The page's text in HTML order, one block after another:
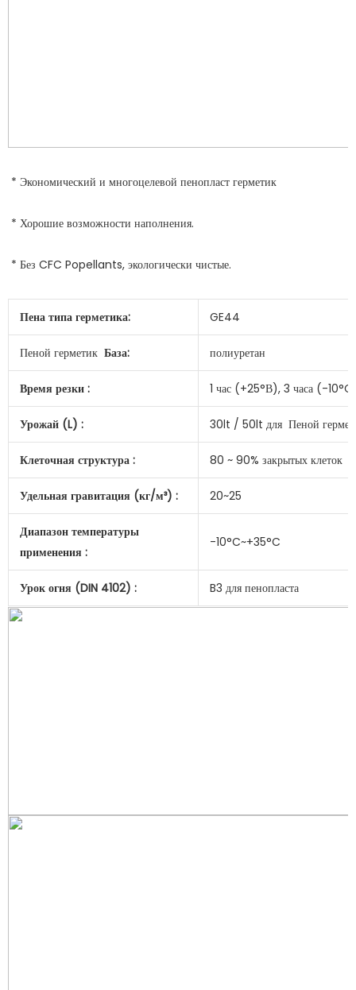
Пена типа герметика: GE44
Пеной герметик База: полиуретан
Время резки : 1 час (+25°В), 3 часа (-
Урожай (L) : 30lt / 50lt для Пеной
Клеточная структура : 80 ~ 90% закрытых клеток
Удельная гравитация (кг/м³) : 20~25
Диапазон температуры
применения :
-10°C~+35°C
Урок огня (DIN 4102) : B3 для пенопласта